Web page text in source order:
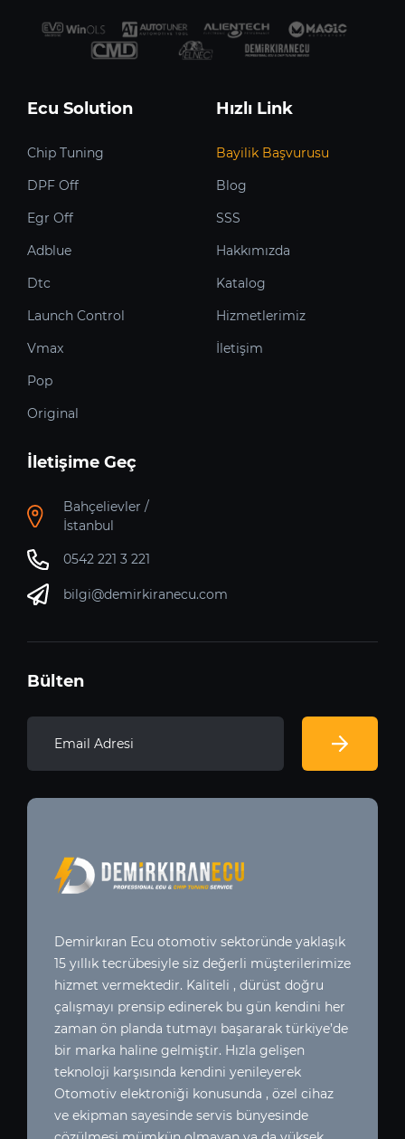
Ecu Solution
Chip Tuning
DPF Off
Egr Off
Adblue
Dtc
Launch Control
Vmax
Pop
Original
Hızlı Link
Bayilik Başvurusu
Blog
SSS
Hakkımızda
Katalog
Hizmetlerimiz
İletişim
İletişime Geç
Bahçelievler /
İstanbul
0542 221 3 221
bilgi@demirkiranecu.com
Bülten
Demirkıran Ecu otomotiv sektoründe yaklaşık
15 yıllık tecrübesiyle siz değerli müşterilerimize
hizmet vermektedir. Kaliteli , dürüst doğru
çalışmayı prensip edinerek bu gün kendini her
zaman ön planda tutmayı başararak türkiye’de
bir marka haline gelmiştir. Hızla gelişen
teknoloji karşısında kendini yenileyerek
Otomotiv elektroniği konusunda , özel cihaz
ve ekipman sayesinde servis bünyesinde